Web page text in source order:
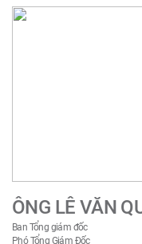
ÔNG LÊ VĂN
Ban Tổng giám đốc
Phó Tổng Giám Đốc